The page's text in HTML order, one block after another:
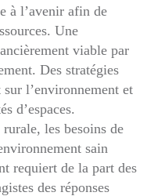
à l’avenir afin de
Une
viable par
Des stratégies
l’environnement et
d’espaces.
les besoins de
sain
requiert de la part des
des réponses